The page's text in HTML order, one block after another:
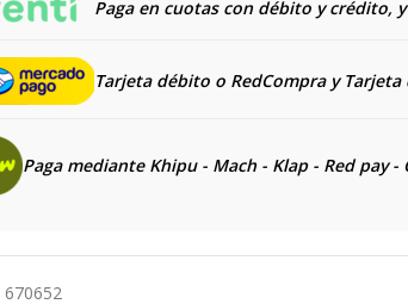
Paga en cuotas con débito y crédito,
Tarjeta débito o RedCompra y Tarjeta
Paga mediante Khipu - Mach - Klap - Red pay -
670652